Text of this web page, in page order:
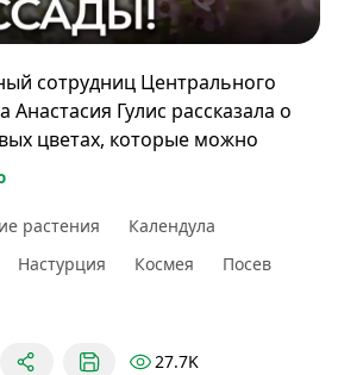
сотрудниц Центрального
Анастасия Гулис рассказала о
цветах, которые можно
сразу в грунт.
растения
Календула
Настурция Космея
Посев
27.7K